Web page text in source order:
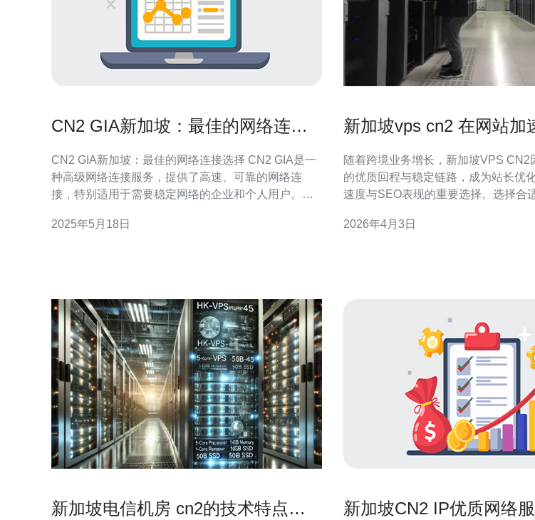
CN2 GIA新加坡：最佳的网络连接
CN2 GIA新加坡：最佳的网络连接选择 CN2 GIA是一
种高级网络连接服务，提供了高速、可靠的网络连
接，特别适用于需要稳定网络的企业和个人用户。
队，为用户提供最佳的网络连接体验。 1. 高速稳定：
2025年5月18日
新加坡vps cn2 在网站加
随着跨境业务增长，新加坡VPS CN2
的优质回程与稳定链路，成为站长优
速度与SEO表现的重要选择。选择合
用户体验。 在服务器选型上，优先考
2026年4月3日
新加坡电信机房 cn2的技术特点与
新加坡CN2 IP优质网络